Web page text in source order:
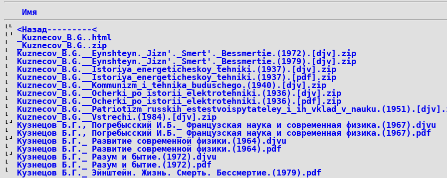
...
Имя
<Назад---------<
_Kuznecov_B.G..html
_Kuznecov_B.G..zip
Kuznecov_B.G.__Eynshteyn._Jizn'._Smert'._Bessmertie.(1972).[djv].zip
Kuznecov_B.G.__Eynshteyn._Jizn'._Smert'._Bessmertie.(1979).[djv].zip
Kuznecov_B.G.__Istoriya_energeticheskoy_tehniki.(1937).[djv].zip
Kuznecov_B.G.__Istoriya_energeticheskoy_tehniki.(1937).[pdf].zip
Kuznecov_B.G.__Kommunizm_i_tehnika_buduschego.(1940).[djv].zip
Kuznecov_B.G.__Ocherki_po_istorii_elektrotehniki.(1936).[djv].zip
Kuznecov_B.G.__Ocherki_po_istorii_elektrotehniki.(1936).[pdf].zip
Kuznecov_B.G.__Vstrechi.(1984).[djv].zip
Кузнецов Б.Г., Погребысский И.Б._ Французская наука и современная физика.(1967).djvu
Кузнецов Б.Г., Погребысский И.Б._ Французская наука и современная физика.(1967).pdf
Кузнецов Б.Г._ Развитие современной физики.(1964).djvu
Кузнецов Б.Г._ Развитие современной физики.(1964).pdf
Кузнецов Б.Г._ Разум и бытие.(1972).djvu
Кузнецов Б.Г._ Разум и бытие.(1972).pdf
Кузнецов Б.Г._ Эйнштейн. Жизнь. Смерть. Бессмертие.(1979).pdf